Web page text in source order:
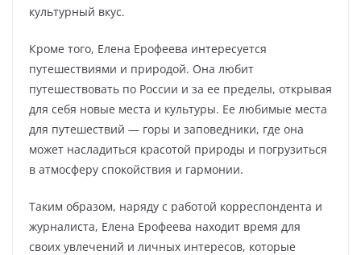
культурный вкус.
Кроме того, Елена Ерофеева интересуется
путешествиями и природой. Она любит
путешествовать по России и за ее пределы, открывая
для себя новые места и культуры. Ее любимые места
для путешествий — горы и заповедники, где она
может насладиться красотой природы и погрузиться
в атмосферу спокойствия и гармонии.
Таким образом, наряду с работой корреспондента и
журналиста, Елена Ерофеева находит время для
своих увлечений и личных интересов, которые